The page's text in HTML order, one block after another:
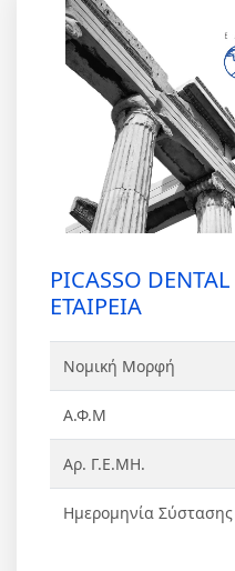
PICASSO
ΕΤΑΙΡΕΙΑ
Νομική Μορφή
Α.Φ.Μ
Αρ. Γ.Ε.ΜΗ.
Ημερομηνία Σύστασης